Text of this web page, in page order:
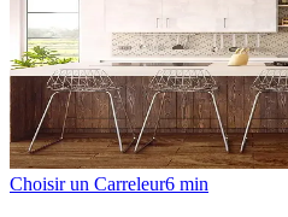
Choisir un Carreleur6 min